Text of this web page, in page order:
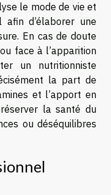
le mode de vie et
d’élaborer une
En cas de doute
face à l’apparition
un nutritionniste
la part de
et l’apport en
la santé du
ou déséquilibres